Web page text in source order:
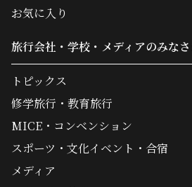
お気に入り
旅行会社・学校・メディアのみな
トピックス
修学旅行・教育旅行
MICE・コンベンション
スポーツ・文化イベント・合宿
メディア